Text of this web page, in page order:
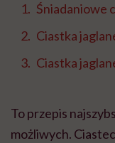
Śniadaniowe
Ciastka
Ciastka
To przepis
możliwych.